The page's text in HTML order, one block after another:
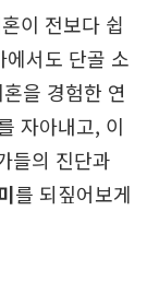
이 전보다 쉽
서도 단골 소
을 경험한 연
자아내고, 이
들의 진단과
를 되짚어보게